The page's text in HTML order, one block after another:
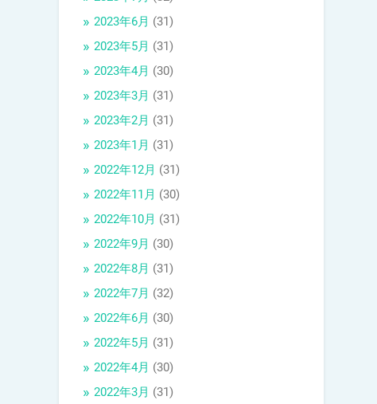
2023年6月 (31)
2023年5月 (31)
2023年4月 (30)
2023年3月 (31)
2023年2月 (31)
2023年1月 (31)
2022年12月 (31)
2022年11月 (30)
2022年10月 (31)
2022年9月 (30)
2022年8月 (31)
2022年7月 (32)
2022年6月 (30)
2022年5月 (31)
2022年4月 (30)
2022年3月 (31)